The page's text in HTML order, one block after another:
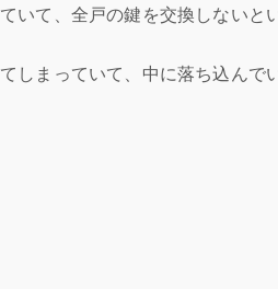
いて、全戸の鍵を交換しないと
まっていて、中に落ち込んで